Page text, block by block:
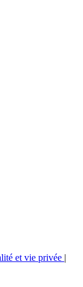
et vie privée |